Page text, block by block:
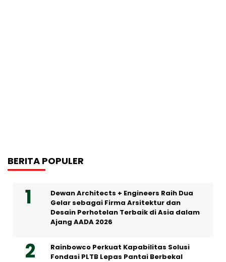
BERITA POPULER
Dewan Architects + Engineers Raih Dua
Gelar sebagai Firma Arsitektur dan
Desain Perhotelan Terbaik di Asia dalam
Ajang AADA 2026
Rainbowco Perkuat Kapabilitas Solusi
Fondasi PLTB Lepas Pantai Berbekal